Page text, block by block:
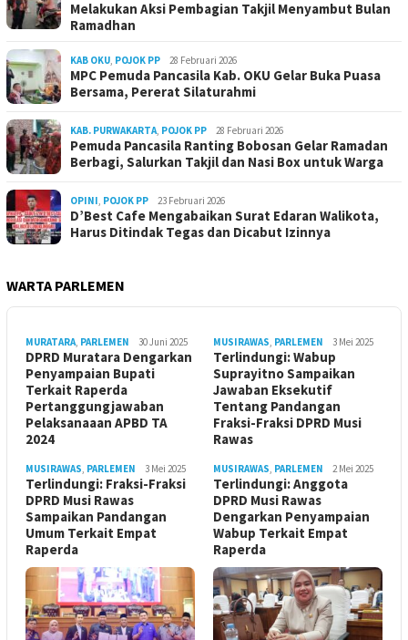
Melakukan Aksi Pembagian Takjil Menyambut Bulan
Ramadhan
KAB OKU, POJOK PP 28 Februari 2026
MPC Pemuda Pancasila Kab. OKU Gelar Buka Puasa
Bersama, Pererat Silaturahmi
KAB. PURWAKARTA, POJOK PP 28 Februari 2026
Pemuda Pancasila Ranting Bobosan Gelar Ramadan
Berbagi, Salurkan Takjil dan Nasi Box untuk Warga
OPINI, POJOK PP 23 Februari 2026
D’Best Cafe Mengabaikan Surat Edaran Walikota,
Harus Ditindak Tegas dan Dicabut Izinnya
WARTA PARLEMEN
MURATARA, PARLEMEN 30 Juni 2025
DPRD Muratara Dengarkan
Penyampaian Bupati
Terkait Raperda
Pertanggungjawaban
Pelaksanaaan APBD TA
2024
MUSIRAWAS, PARLEMEN 3 Mei 2025
Terlindungi: Wabup
Suprayitno Sampaikan
Jawaban Eksekutif
Tentang Pandangan
Fraksi-Fraksi DPRD Musi
Rawas
MUSIRAWAS, PARLEMEN 3 Mei 2025
Terlindungi: Fraksi-Fraksi
DPRD Musi Rawas
Sampaikan Pandangan
Umum Terkait Empat
Raperda
MUSIRAWAS, PARLEMEN 2 Mei 2025
Terlindungi: Anggota
DPRD Musi Rawas
Dengarkan Penyampaian
Wabup Terkait Empat
Raperda